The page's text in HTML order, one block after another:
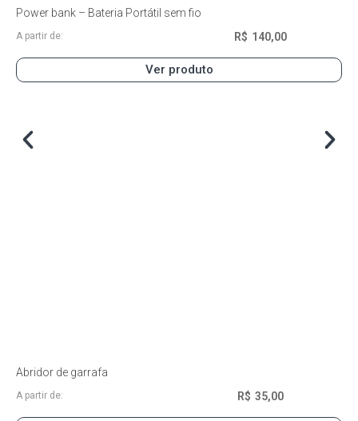
Power bank – Bateria Portátil sem fio
A partir de: R$ 140,00
Ver produto
Abridor de garrafa
A partir de: R$ 35,00